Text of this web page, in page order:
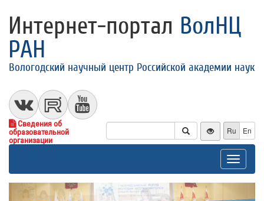
Интернет-портал ВолНЦ
РАН
Вологодский научный центр Российской академии наук
Сведения об
образовательной
организации
Ru En
Toggle